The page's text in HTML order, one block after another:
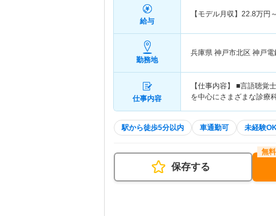
給与
【モデル月収】 22.8万円～
勤務地
兵庫県 神戸市北区 神戸電
仕事内容
【仕事内容】 ■言語聴覚
を中心にさまざまな診療
駅から徒歩5分以内 車通勤可 未経験
保存する